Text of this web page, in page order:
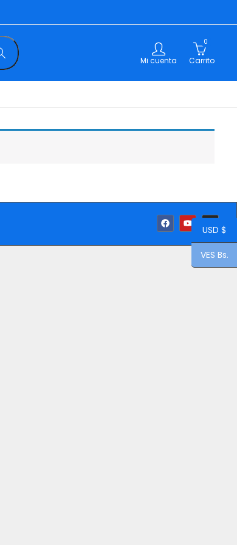
Mi cuenta
0
Carrito
USD $
VES Bs.